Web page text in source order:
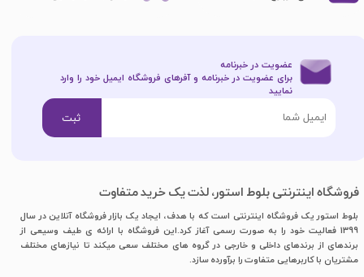
فروشگاه اینترنتی بلوط استور، لذت یک خرید متفاوت
بلوط استور یک فروشگاه اینترنتی است که با هدف، ایجاد یک بازار فروشگاه آنلاین در سال
1399 فعالیت خود را به صورت رسمی آغاز کرد.این فروشگاه با ارائه ی طیف وسیعی از
برندهای از برندهای داخلی و خارجی در گروه های مختلف سعی میکند تا نیازهای مختلف
مشتریان با کاربرهایی متفاوت را برآورده سازد.
عضویت در خبرنامه
برای عضویت در خبرنامه و آفرهای فروشگاه ایمیل خود را وارد
نمایید​​​​​​​
ثبت